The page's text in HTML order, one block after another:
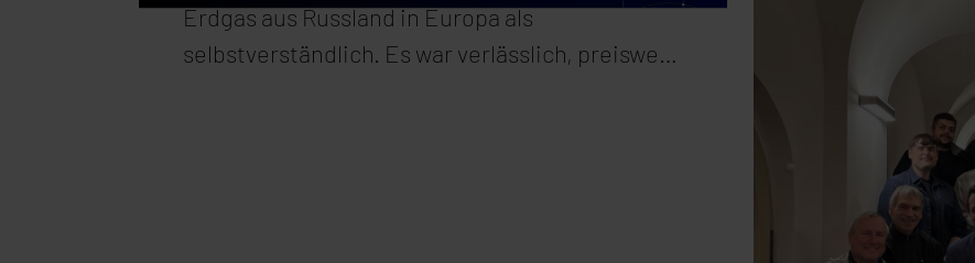
Erdgas aus Russland in Europa als
selbstverständlich. Es war verlässlich, preiswert